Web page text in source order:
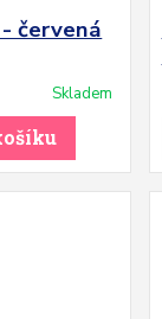
červená
Skladem